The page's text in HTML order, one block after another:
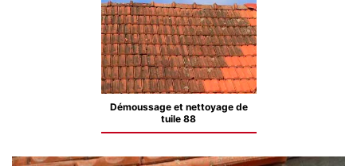
Démoussage et nettoyage de
tuile 88